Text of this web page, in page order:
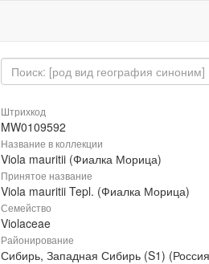
Штрихкод
MW0109592
Название в коллекции
Viola mauritii (Фиалка Морица)
Принятое название
Viola mauritii Tepl. (Фиалка Морица)
Семейство
Violaceae
Районирование
Сибирь, Западная Сибирь (S1)